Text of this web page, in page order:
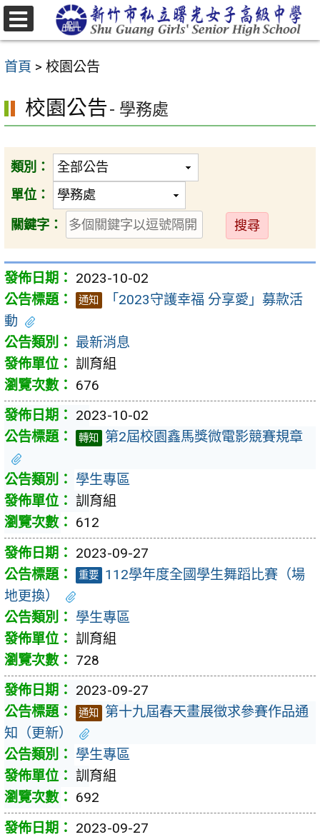
跳
至
要
容
首頁 > 校園公告
校園公告- 學務處
類別：
單位：
關鍵字：
送
出
2023-10-02
通知
「2023守護幸福 分享愛」募款活
動
最新消息
訓育組
676
2023-10-02
轉知 第2屆校園鑫馬獎微電影競賽規章
學生專區
訓育組
612
2023-09-27
重要 112學年度全國學生舞蹈比賽（場
地更換）
學生專區
訓育組
728
2023-09-27
通知
第十九屆春天畫展徵求參賽作品通
知（更新）
學生專區
訓育組
692
2023-09-27
選
單